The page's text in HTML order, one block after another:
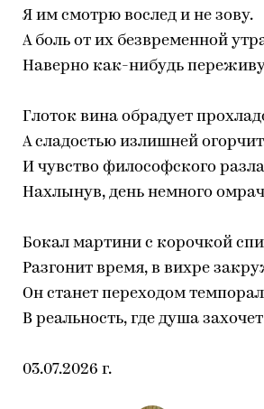
Я им смотрю вослед и не зову.
А боль от их безвременной
Наверно как-нибудь
Глоток вина обрадует
А сладостью излишней
И чувство философского
Нахлынув, день немного
Бокал мартини с корочкой
Разгонит время, в вихре
Он станет переходом
В реальность, где душа
03.07.2026 г.